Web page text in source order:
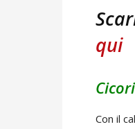
qui
Con il